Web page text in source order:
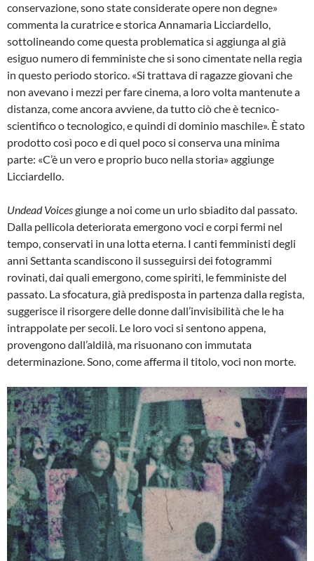
conservazione, sono state considerate opere non degne»
commenta la curatrice e storica Annamaria Licciardello,
sottolineando come questa problematica si aggiunga al già
esiguo numero di femministe che si sono cimentate nella regia
in questo periodo storico. «Si trattava di ragazze giovani che
non avevano i mezzi per fare cinema, a loro volta mantenute a
distanza, come ancora avviene, da tutto ciò che è tecnico-
scientifico o tecnologico, e quindi di dominio maschile». È stato
prodotto così poco e di quel poco si conserva una minima
parte: «C’è un vero e proprio buco nella storia» aggiunge
Licciardello.
Undead Voicesgiunge a noi come un urlo sbiadito dal passato.
Dalla pellicola deteriorata emergono voci e corpi fermi nel
tempo, conservati in una lotta eterna. I canti femministi degli
anni Settanta scandiscono il susseguirsi dei fotogrammi
rovinati, dai quali emergono, come spiriti, le femministe del
passato. La sfocatura, già predisposta in partenza dalla regista,
suggerisce il risorgere delle donne dall’invisibilità che le ha
intrappolate per secoli. Le loro voci si sentono appena,
provengono dall’aldilà, ma risuonano con immutata
determinazione. Sono, come afferma il titolo, voci non morte.